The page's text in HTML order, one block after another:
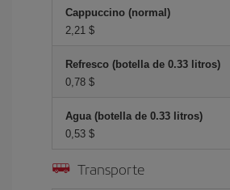
Cappuccino (normal)
2,21 $
Refresco (botella de 0.33 litros)
0,78 $
Agua (botella de 0.33 litros)
0,53 $
Transporte